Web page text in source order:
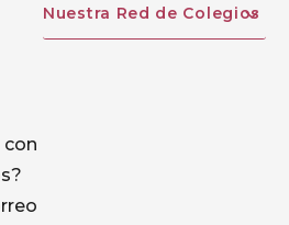
con
Nuestra Red de Colegios